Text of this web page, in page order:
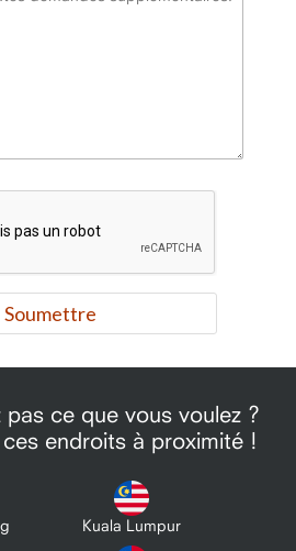
ce que vous voulez ?
endroits à proximité !
Kuala Lumpur